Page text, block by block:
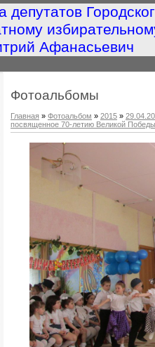
депутатов
Афанасьевич
Фотоальбомы
Главная » Фотоальбом » 2015 »
посвященное 70-летию Великой